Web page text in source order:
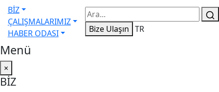
BİZ
ÇALIŞMALARIMIZ
HABER ODASI
Bize Ulaşın TR
Menü
×
BİZ